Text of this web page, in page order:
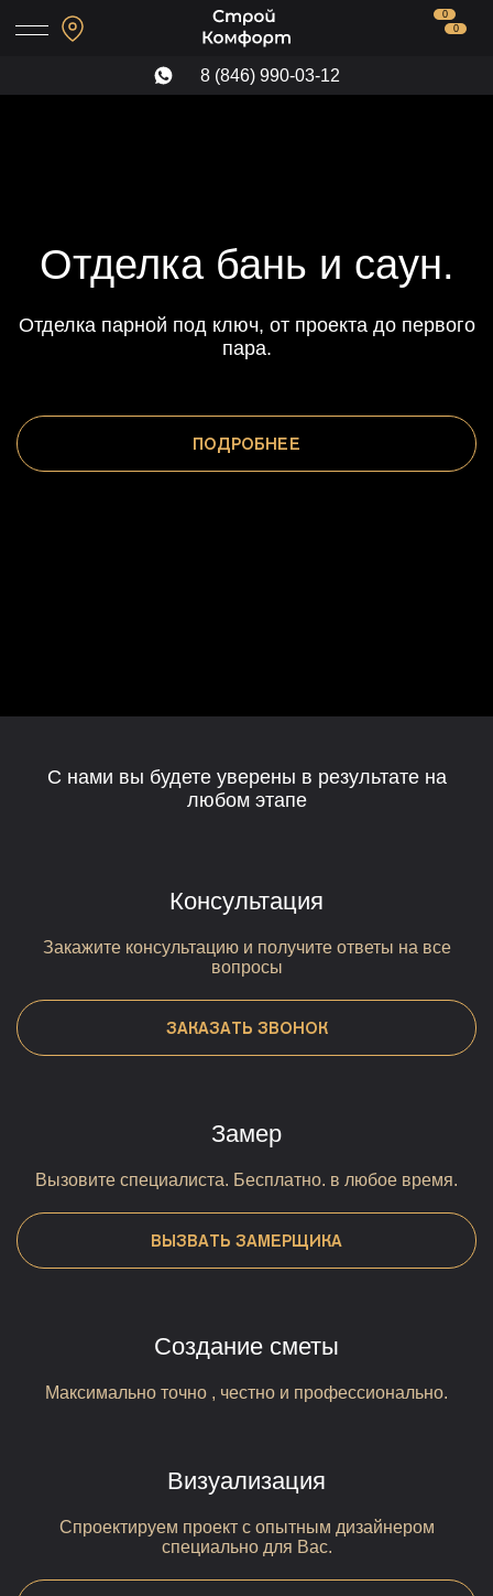
0
0
8 (846) 990-03-12
Отделка бань и саун.
Отделка парной под ключ, от проекта до первого
пара.
ПОДРОБНЕЕ
С нами вы будете уверены в результате на
любом этапе
Консультация
Закажите консультацию и получите ответы на все
вопросы
ЗАКАЗАТЬ ЗВОНОК
Замер
Вызовите специалиста. Бесплатно. в любое время.
ВЫЗВАТЬ ЗАМЕРЩИКА
Создание сметы
Максимально точно , честно и профессионально.
Визуализация
Спроектируем проект с опытным дизайнером
специально для Вас.